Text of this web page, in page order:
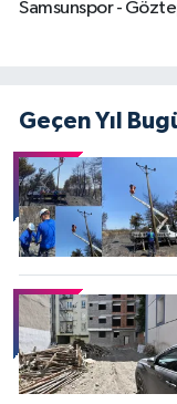
Samsunspor -
Geçen Yıl